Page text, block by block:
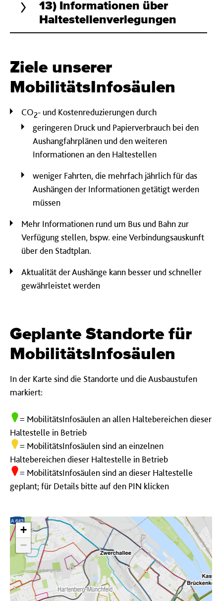
13) Informationen über
Haltestellenverlegungen
Ziele unserer
MobilitätsInfosäulen
CO2- und Kostenreduzierungen durch
geringeren Druck und Papierverbrauch bei den
Aushangfahrplänen und den weiteren
Informationen an den Haltestellen
weniger Fahrten, die mehrfach jährlich für das
Aushängen der Informationen getätigt werden
müssen
Mehr Informationen rund um Bus und Bahn zur
Verfügung stellen, bspw. eine Verbindungsauskunft
über den Stadtplan.
Aktualität der Aushänge kann besser und schneller
gewährleistet werden
Geplante Standorte für
MobilitätsInfosäulen
In der Karte sind die Standorte und die Ausbaustufen
markiert:
= MobilitätsInfosäulen an allen Haltebereichen dieser
Haltestelle in Betrieb
= MobilitätsInfosäulen sind an einzelnen
Haltebereichen dieser Haltestelle in Betrieb
= MobilitätsInfosäulen sind an dieser Haltestelle
geplant; für Details bitte auf den PIN klicken